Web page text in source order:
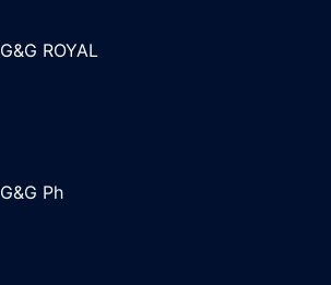
G&G ROYAL
G&G Ph